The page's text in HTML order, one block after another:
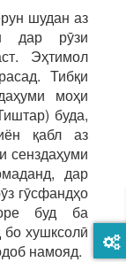
шудан аз
дар рӯзи
Эҳтимол
Тибқи
моҳи
буда,
қабл аз
сенздаҳуми
дар
гӯсфандҳо
буд ба
хушксолӣ
намояд.